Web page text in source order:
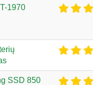
1970
SSD 850